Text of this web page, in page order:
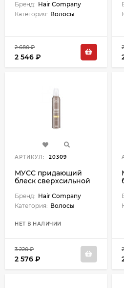
Shampoo" - 250 мл
Бренд: Hair Company
Категория: Волосы
2 680 ₽
2 546 ₽
АРТИКУЛ: 20309
МУСС придающий
блеск сверхсильной
"Illuminating Extreme
Styling Foam" - 250 мл
Бренд: Hair Company
Категория: Волосы
НЕТ В НАЛИЧИИ
3 220 ₽
2 576 ₽